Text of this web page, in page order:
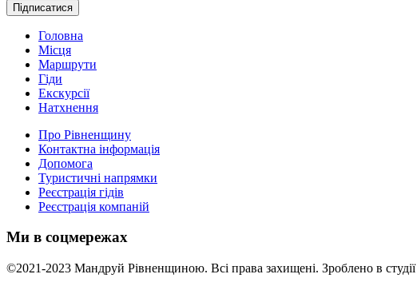
Підписатися
Головна
Місця
Маршрути
Гіди
Екскурсії
Натхнення
Про Рівненщину
Контактна інформація
Допомога
Туристичні напрямки
Реєстрація гідів
Реєстрація компаній
Ми в соцмережах
©2021-2023 Мандруй Рівненщиною. Всі права захищені. Зроблено в студії